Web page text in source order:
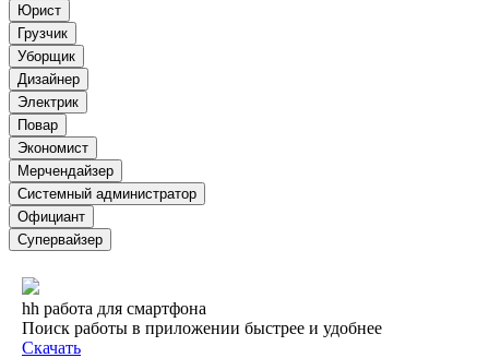
Юрист
Грузчик
Уборщик
Дизайнер
Электрик
Повар
Экономист
Мерчендайзер
Системный администратор
Официант
Супервайзер
hh работа для смартфона
Поиск работы в приложении быстрее и удобнее
Скачать